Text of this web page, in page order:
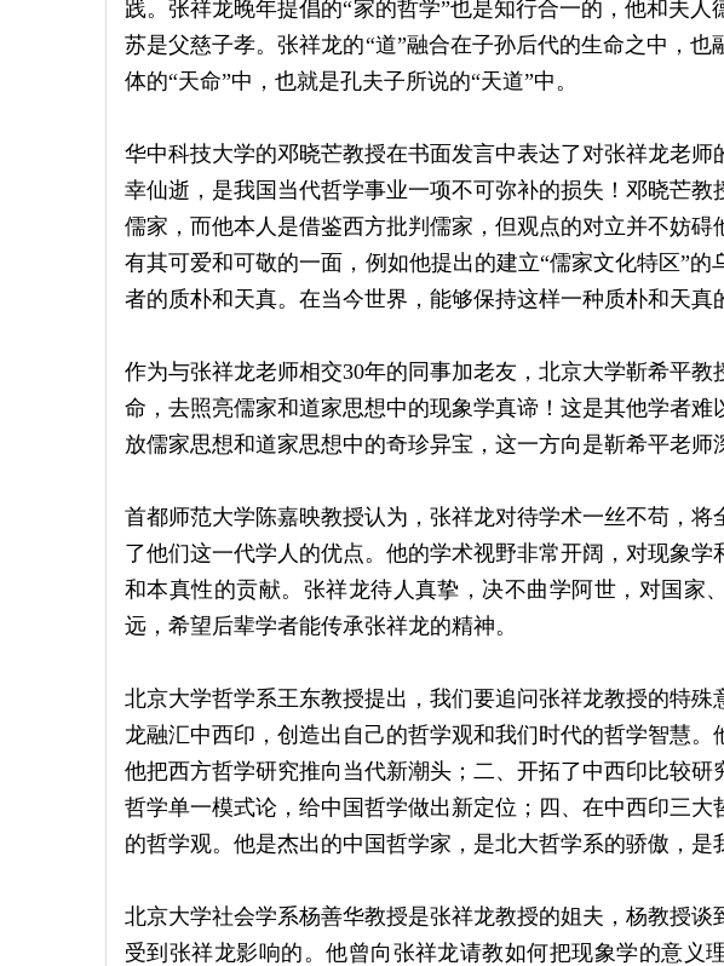
践。张祥龙晚年提倡的“家的哲学”也是知行合一的，他和夫
苏是父慈子孝。张祥龙的“道”融合在子孙后代的生命之中，也
体的“天命”中，也就是孔夫子所说的“天道”中。
华中科技大学的邓晓芒教授在书面发言中表达了对张祥龙老师
幸仙逝，是我国当代哲学事业一项不可弥补的损失！邓晓芒教
儒家，而他本人是借鉴西方批判儒家，但观点的对立并不妨
有其可爱和可敬的一面，例如他提出的建立“儒家文化特区”
者的质朴和天真。在当今世界，能够保持这样一种质朴和天真
作为与张祥龙老师相交30年的同事加老友，北京大学靳希平教
命，去照亮儒家和道家思想中的现象学真谛！这是其他学者
放儒家思想和道家思想中的奇珍异宝，这一方向是靳希平老师
首都师范大学陈嘉映教授认为，张祥龙对待学术一丝不苟，将
了他们这一代学人的优点。他的学术视野非常开阔，对现象学
和本真性的贡献。张祥龙待人真挚，决不曲学阿世，对国家
远，希望后辈学者能传承张祥龙的精神。
北京大学哲学系王东教授提出，我们要追问张祥龙教授的特
龙融汇中西印，创造出自己的哲学观和我们时代的哲学智慧。
他把西方哲学研究推向当代新潮头；二、开拓了中西印比较
哲学单一模式论，给中国哲学做出新定位；四、在中西印三
的哲学观。他是杰出的中国哲学家，是北大哲学系的骄傲，是
北京大学社会学系杨善华教授是张祥龙教授的姐夫，杨教授
受到张祥龙影响的。他曾向张祥龙请教如何把现象学的意义